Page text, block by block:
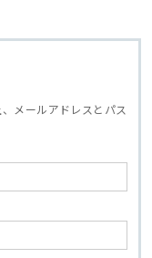
メールアドレスとパス